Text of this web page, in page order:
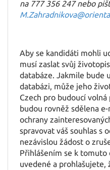
na 777 356 247 nebo
Aby se kandidáti mohli
musí zaslat svůj
databáze. Jakmile bude
databázi, může jeho
Czech pro budoucí
budou rovněž sdělena
ochrany
spravovat váš souhlas s
nezávislou žádost o
Přihlášením se k
uvedené a prohlašujete,